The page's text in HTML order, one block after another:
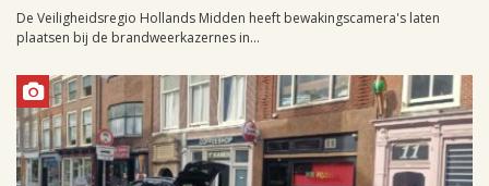
De Veiligheidsregio Hollands Midden heeft bewakingscamera's laten
plaatsen bij de brandweerkazernes in...